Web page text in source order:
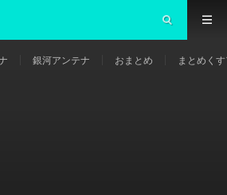
銀河アンテナ おまとめ まとめく